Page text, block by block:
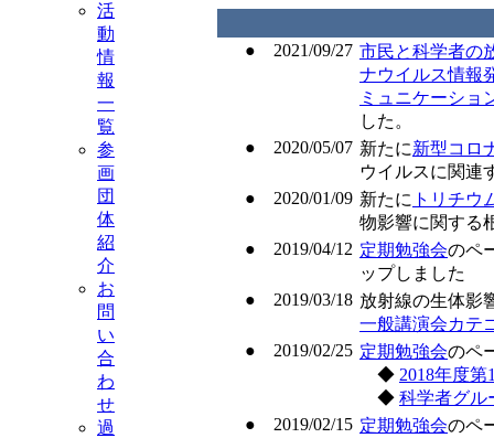
活
動
情
報
一
覧
参
画
団
体
紹
介
お
問
い
合
わ
せ
過
● 2021/09/27 市民と科学者の
ナウイルス情報
ミュニケーショ
した。
● 2020/05/07 新たに新型コロ
ウイルスに関連
● 2020/01/09 新たに トリチウ
物影響に関する
● 2019/04/12 定期勉強会のペ
ップしました
● 2019/03/18 放射線の生体影
一般講演会カテ
● 2019/02/25 定期勉強会のペ
◆ 2018年度
◆ 科学者グル
● 2019/02/15 定期勉強会のペ